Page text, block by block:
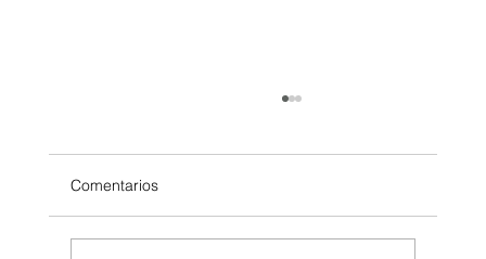
Comentarios